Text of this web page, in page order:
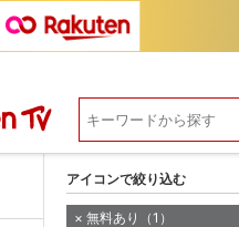
アイコンで絞り込む
無料あり（1）